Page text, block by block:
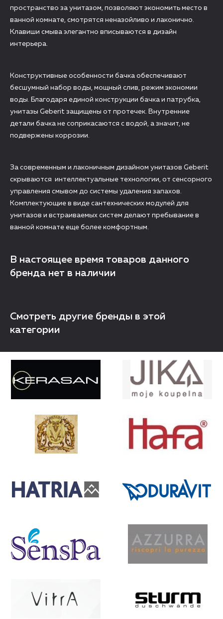
пространство за унитазом, позволяют экономить место в
ванной комнате, смотрятся неназойливо и лаконично.
Клавиши смыва элегантно вписываются в дизайн
интерьера.
Конструктивные особенности бачка обеспечивают
бесшумный набор воды, мощный слив, режим экономии
воды. Благодаря единой конструкции бачка и патрубка,
унитазы Geberit защищены от протечек. Внутренние
детали бачка не соприкасаются с водой, а значит, не
подвержены коррозии.
За современным и лаконичным дизайном унитазов Geberit
скрываются интеллектуальные технологии, от сенсорного
управления смывом до системы удаления запахов.
Комплектующие в виде сантехнических модулей для
унитазов и встраиваемых систем делают пребывание в
ванной комнате еще более комфортным.
В настоящее время товаров данного
бренда нет в наличии
Смотреть другие бренды в этой
категории